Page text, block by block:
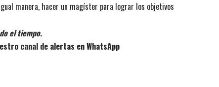
manera, hacer un magíster para lograr los objetivos
el tiempo.
canal de alertas en WhatsApp